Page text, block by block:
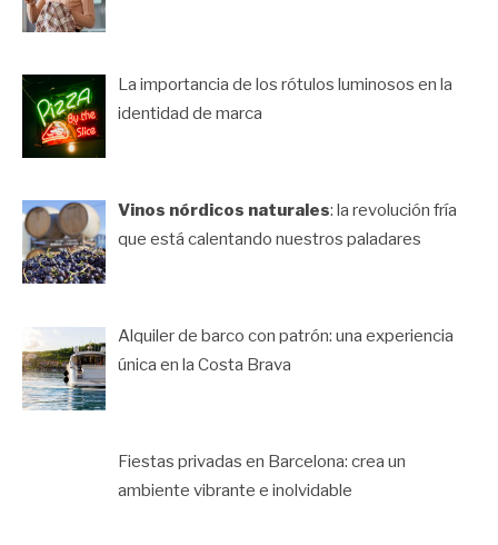
La importancia de los rótulos luminosos en la
identidad de marca
Vinos nórdicos naturales: la revolución fría
que está calentando nuestros paladares
Alquiler de barco con patrón: una experiencia
única en la Costa Brava
Fiestas privadas en Barcelona: crea un
ambiente vibrante e inolvidable